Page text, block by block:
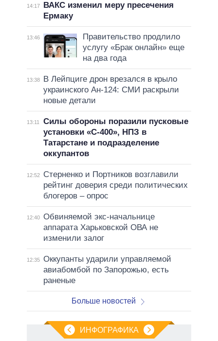
14:17
ВАКС изменил меру пресечения
Ермаку
13:46
Правительство продлило
услугу «Брак онлайн» еще
на два года
13:38
В Лейпциге дрон врезался в крыло
украинского Ан-124: СМИ раскрыли
новые детали
13:11
Силы обороны поразили пусковые
установки «С-400», НПЗ в
Татарстане и подразделение
оккупантов
12:52
Стерненко и Портников возглавили
рейтинг доверия среди политических
блогеров – опрос
12:40 Обвиняемой экс-начальнице
аппарата Харьковской ОВА не
изменили залог
12:35 Оккупанты ударили управляемой
авиабомбой по Запорожью, есть
раненые
Больше новостей
ИНФОГРАФИКА